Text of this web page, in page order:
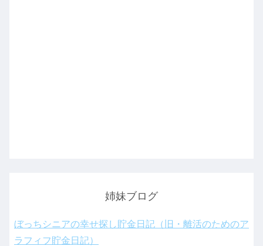
姉妹ブログ
ぼっちシニアの幸せ探し貯金日記（旧・離活のためのア
ラフィフ貯金日記）